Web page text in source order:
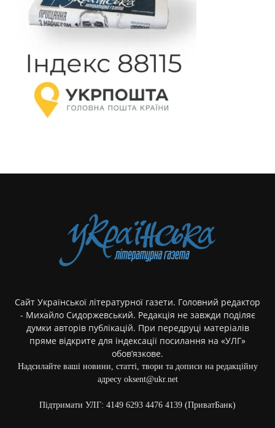
Сайт Української літературної газети. Головний редактор
- Михайло Сидоржевський. Редакція не завжди поділяє
думки авторів публікацій. При передруці матеріалів
пряме відкрите для індексації посилання на «УЛГ»
обов’язкове.
Надсилайте ваші новини, статті, твори та дописи на редакційну
адресу oksent@ukr.net
Підтримати УЛГ: 4149 6293 4476 4139 (ПриватБанк)